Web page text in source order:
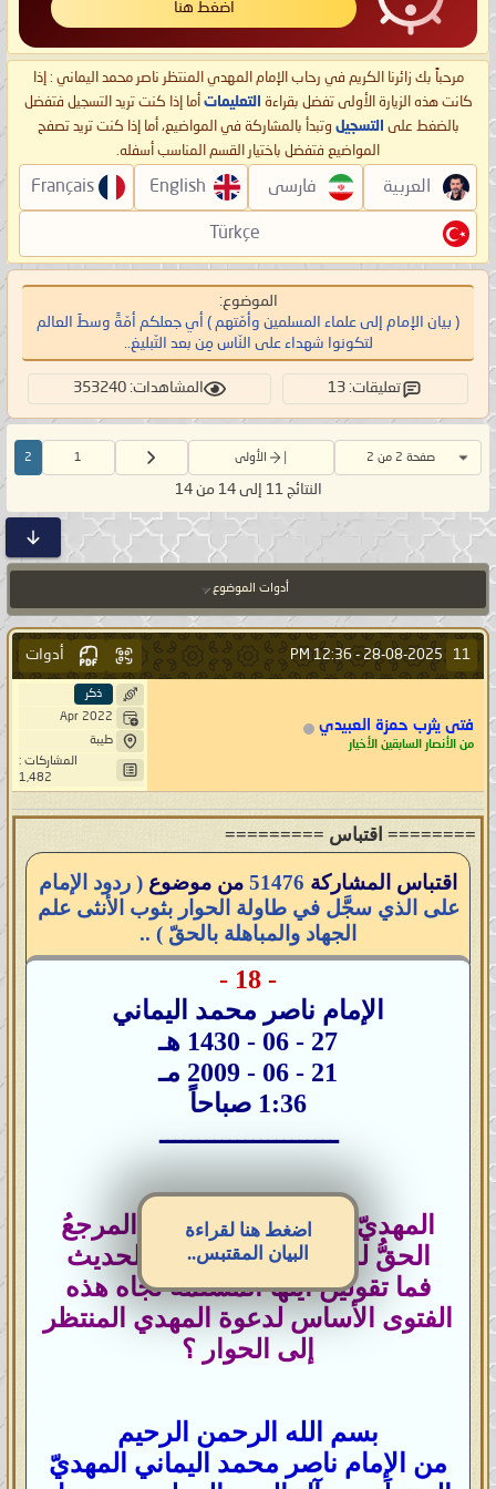
اضغط هنا
مرحباً بك زائرنا الكريم في رحاب الإمام المهدي المنتظر ناصر محمد اليماني : إذا
كانت هذه الزيارة الأولى تفضل بقراءة التعليمات أما إذا كنت تريد التسجيل فتفضل
بالضغط على التسجيل وتبدأ بالمشاركة في المواضيع، أما إذا كنت تريد تصفح
المواضيع فتفضل باختيار القسم المناسب أسفله.
العربية فارسی English
Français
Türkçe
الموضوع:
( بيان الإمام إلى علماء المسلمين وأمّتهم ) أي جعلكم أمّةً وسطَ العالم
لتكونوا شهداء على النّاس مِن بعد التّبليغ..
تعليقات: 13 المشاهدات: 353240
صفحة 2 من 2 الأولى 1
2
النتائج 11 إلى 14 من 14
أدوات الموضوع
11
28-08-2025 -
12:36 PM أدوات
فتى يثرب حمزة العبيدي
من الأنصار السابقين الأخيار
ذكر
Apr 2022
طيبة
المشاركات :
1,482
======== اقتباس =========
اقتباس المشاركة 51476 من موضوع ( ردود الإمام
على الذي سجَّل في طاولة الحوار بثوب الأنثى علم
الجهاد والمباهلة بالحقّ ) ..
- 18 -
الإمام ناصر محمد اليماني
27 - 06 - 1430 هـ
21 - 06 - 2009 مـ
1:36 صباحاً
ـــــــــــــــــــــــ
المهديّ يُفتي: أنّ القرآن هو المرجعُ
الحقُّ لما اختلف فيه عُلماء الحديث
فما تقولين أيتُها المسلمة تجاه هذه
الفتوى الأساس لدعوة المهدي المنتظر
إلى الحوار ؟
بسم الله الرحمن الرحيم
من الإمام ناصر محمد اليماني المهديّ
اضغط هنا لقراءة
البيان المقتبس..